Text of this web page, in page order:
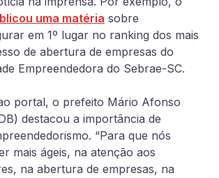
uma matéria sobre
em 1º lugar no ranking dos mais
de abertura de empresas do
Empreendedora do Sebrae-SC.
portal, o prefeito Mário Afonso
destacou a importância de
“Para que nós
mais ágeis, na atenção aos
na abertura de empresas, na